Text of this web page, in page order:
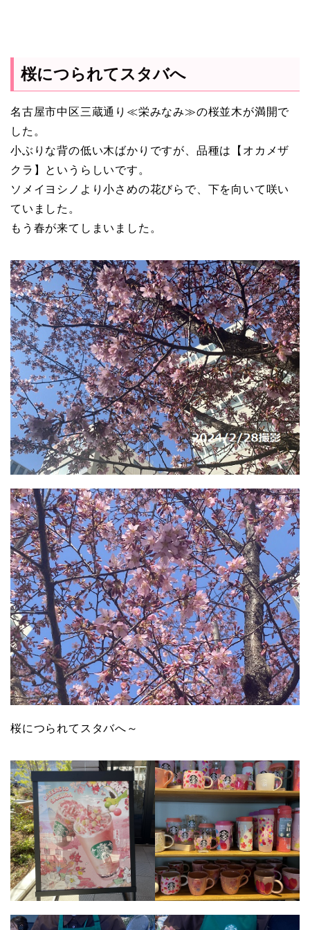
桜につられてスタバへ
名古屋市中区三蔵通り≪栄みなみ≫の桜並木が満開で
した。
小ぶりな背の低い木ばかりですが、品種は【オカメザ
クラ】というらしいです。
ソメイヨシノより小さめの花びらで、下を向いて咲い
ていました。
もう春が来てしまいました。
桜につられてスタバへ～